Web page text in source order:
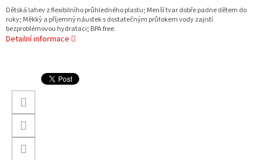
Dětská lahev z flexibilního průhledného plastu; Menší tvar dobře padne dětem do
ruky; Měkký a příjemný náustek s dostatečným průtokem vody zajistí
bezproblémovou hydrataci; BPA free.
Detailní informace